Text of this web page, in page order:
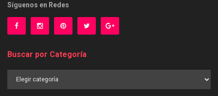
Síguenos en Redes
Buscar por Categoría